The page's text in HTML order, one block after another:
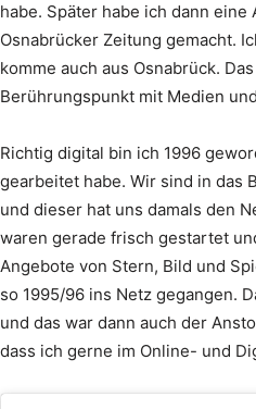
habe. Später habe ich dann
Osnabrücker Zeitung gemacht.
komme auch aus Osnabrück.
Berührungspunkt mit Medien
Richtig digital bin ich 1996
gearbeitet habe. Wir sind in das
und dieser hat uns damals den
waren gerade frisch gestartet
Angebote von Stern, Bild und
so 1995/96 ins Netz gegangen.
und das war dann auch der
dass ich gerne im Online- und